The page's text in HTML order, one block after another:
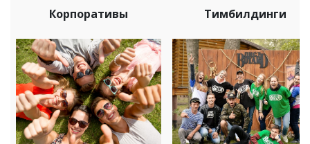
Корпоративы Тимбилдинги